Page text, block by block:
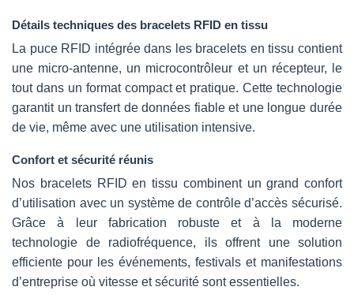
Détails techniques des bracelets RFID en tissu
La puce RFID intégrée dans les bracelets en tissu contient
une micro-antenne, un microcontrôleur et un récepteur, le
tout dans un format compact et pratique. Cette technologie
garantit un transfert de données fiable et une longue durée
de vie, même avec une utilisation intensive.
Confort et sécurité réunis
Nos bracelets RFID en tissu combinent un grand confort
d’utilisation avec un système de contrôle d’accès sécurisé.
Grâce à leur fabrication robuste et à la moderne
technologie de radiofréquence, ils offrent une solution
efficiente pour les événements, festivals et manifestations
d’entreprise où vitesse et sécurité sont essentielles.